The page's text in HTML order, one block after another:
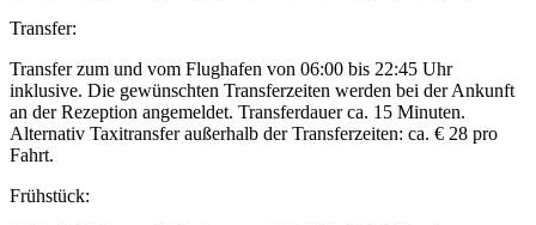
Transfer:
Transfer zum und vom Flughafen von 06:00 bis 22:45 Uhr
inklusive. Die gewünschten Transferzeiten werden bei der Ankunft
an der Rezeption angemeldet. Transferdauer ca. 15 Minuten.
Alternativ Taxitransfer außerhalb der Transferzeiten: ca. € 28 pro
Fahrt.
Frühstück: